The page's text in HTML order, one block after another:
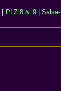
PLZ 8 & 9|Salsa-